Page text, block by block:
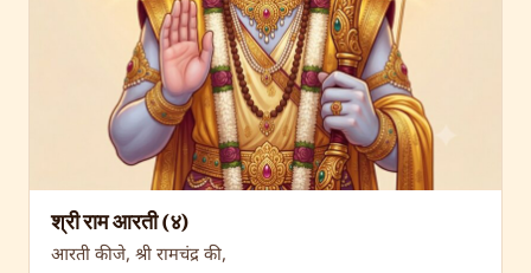
श्री राम आरती (४)
आरती कीजे, श्री रामचंद्र की,